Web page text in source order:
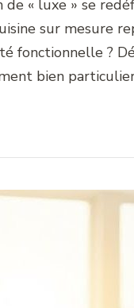
« luxe » se
sur mesure
fonctionnelle ?
bien